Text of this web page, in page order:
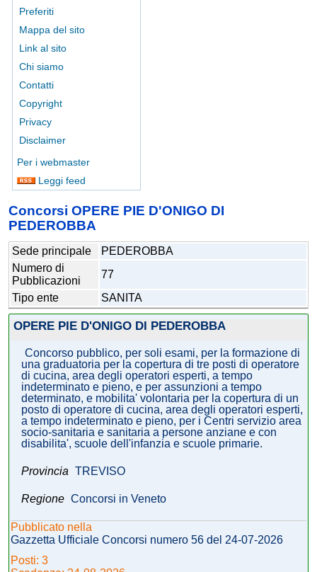
Preferiti
Mappa del sito
Link al sito
Chi siamo
Contatti
Copyright
Privacy
Disclaimer
Per i webmaster
Leggi feed
Concorsi OPERE PIE D'ONIGO DI
PEDEROBBA
Sede principale
PEDEROBBA
Numero di
Pubblicazioni
77
Tipo ente
SANITA
OPERE PIE D'ONIGO DI PEDEROBBA
Concorso pubblico, per soli esami, per la formazione di
una graduatoria per la copertura di tre posti di operatore
di cucina, area degli operatori esperti, a tempo
indeterminato e pieno, e per assunzioni a tempo
determinato, e mobilita' volontaria per la copertura di un
posto di operatore di cucina, area degli operatori esperti,
a tempo indeterminato e pieno, per i Centri servizio area
socio-sanitaria e sanitaria a persone anziane e con
disabilita', scuole dell'infanzia e scuole primarie.
Provincia TREVISO
Regione Concorsi in Veneto
Pubblicato nella
Gazzetta Ufficiale Concorsi numero 56 del 24-07-2026
Posti: 3